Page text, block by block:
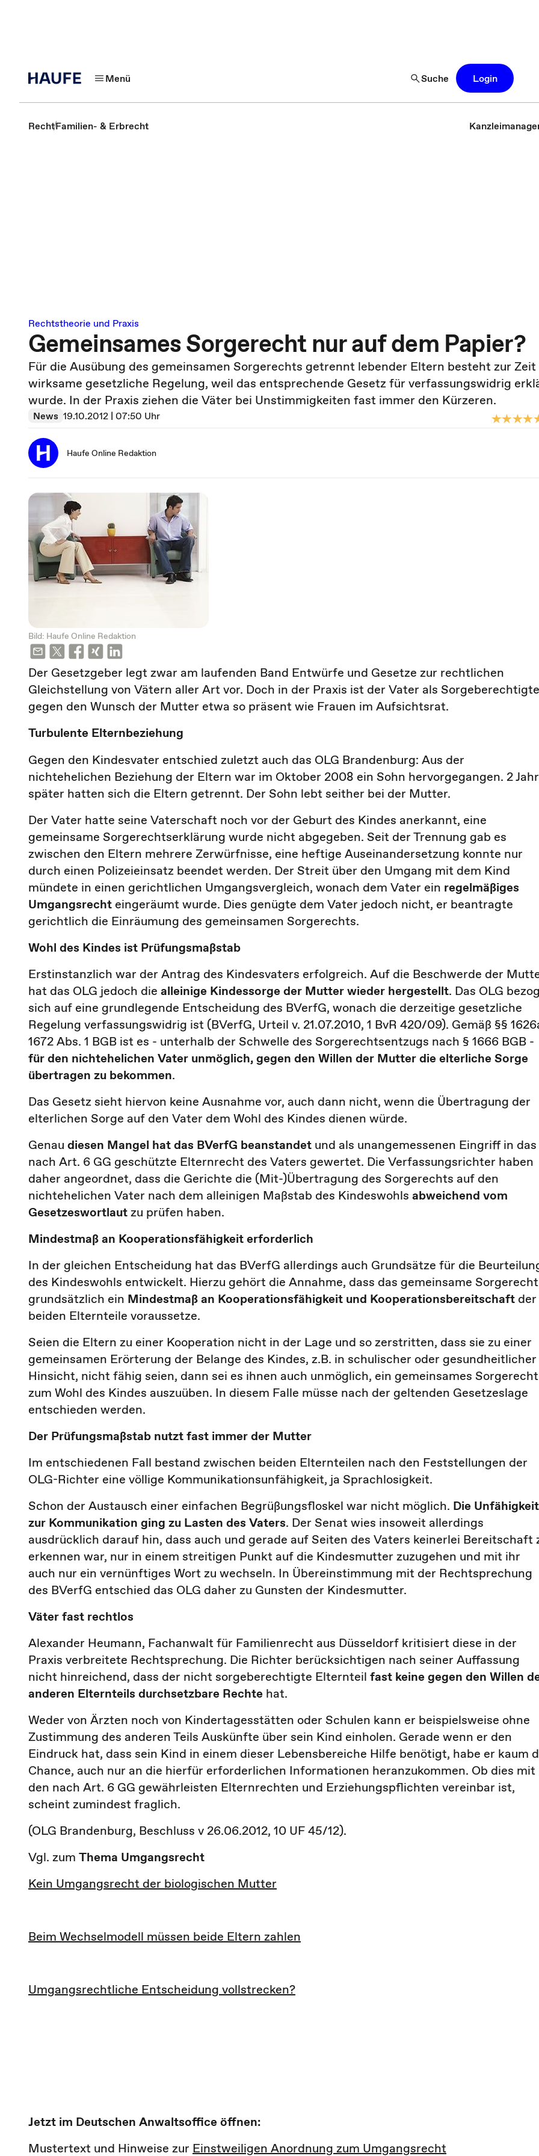
Menü Suche Login
RechtFamilien- & Erbrecht
Rechtstheorie und Praxis
Gemeinsames Sorgerecht nur auf dem Papier?
Für die Ausübung des gemeinsamen Sorgerechts getrennt lebender Eltern besteht zur Zeit
wirksame gesetzliche Regelung, weil das entsprechende Gesetz für verfassungswidrig
wurde. In der Praxis ziehen die Väter bei Unstimmigkeiten fast immer den Kürzeren.
News 19.10.2012 | 07:50 Uhr
Haufe Online Redaktion
Bild: Haufe Online Redaktion
Der Gesetzgeber legt zwar am laufenden Band Entwürfe und Gesetze zur rechtlichen
Gleichstellung von Vätern aller Art vor. Doch in der Praxis ist der Vater als
gegen den Wunsch der Mutter etwa so präsent wie Frauen im Aufsichtsrat.
Turbulente Elternbeziehung
Gegen den Kindesvater entschied zuletzt auch das OLG Brandenburg: Aus der
nichtehelichen Beziehung der Eltern war im Oktober 2008 ein Sohn hervorgegangen. 2
später hatten sich die Eltern getrennt. Der Sohn lebt seither bei der Mutter.
Der Vater hatte seine Vaterschaft noch vor der Geburt des Kindes anerkannt, eine
gemeinsame Sorgerechtserklärung wurde nicht abgegeben. Seit der Trennung gab es
zwischen den Eltern mehrere Zerwürfnisse, eine heftige Auseinandersetzung konnte nur
durch einen Polizeieinsatz beendet werden. Der Streit über den Umgang mit dem Kind
mündete in einen gerichtlichen Umgangsvergleich, wonach dem Vater ein regelmäßiges
Umgangsrecht eingeräumt wurde. Dies genügte dem Vater jedoch nicht, er beantragte
gerichtlich die Einräumung des gemeinsamen Sorgerechts.
Wohl des Kindes ist Prüfungsmaßstab
Erstinstanzlich war der Antrag des Kindesvaters erfolgreich. Auf die Beschwerde der
hat das OLG jedoch die alleinige Kindessorge der Mutter wieder hergestellt. Das OLG
sich auf eine grundlegende Entscheidung des BVerfG, wonach die derzeitige gesetzliche
Regelung verfassungswidrig ist (BVerfG, Urteil v. 21.07.2010, 1 BvR 420/09). Gemäß §§
1672 Abs. 1 BGB ist es - unterhalb der Schwelle des Sorgerechtsentzugs nach § 1666 BGB -
für den nichtehelichen Vater unmöglich, gegen den Willen der Mutter die elterliche Sorge
übertragen zu bekommen.
Das Gesetz sieht hiervon keine Ausnahme vor, auch dann nicht, wenn die Übertragung der
elterlichen Sorge auf den Vater dem Wohl des Kindes dienen würde.
Genau diesen Mangel hat das BVerfG beanstandet und als unangemessenen Eingriff in das
nach Art. 6 GG geschützte Elternrecht des Vaters gewertet. Die Verfassungsrichter haben
daher angeordnet, dass die Gerichte die (Mit-)Übertragung des Sorgerechts auf den
nichtehelichen Vater nach dem alleinigen Maßstab des Kindeswohls abweichend vom
Gesetzeswortlautzu prüfen haben.
Mindestmaß an Kooperationsfähigkeit erforderlich
In der gleichen Entscheidung hat das BVerfG allerdings auch Grundsätze für die
des Kindeswohls entwickelt. Hierzu gehört die Annahme, dass das gemeinsame Sorgerecht
grundsätzlich ein Mindestmaß an Kooperationsfähigkeit und Kooperationsbereitschaft der
beiden Elternteile voraussetze.
Seien die Eltern zu einer Kooperation nicht in der Lage und so zerstritten, dass sie zu einer
gemeinsamen Erörterung der Belange des Kindes, z.B. in schulischer oder gesundheitlicher
Hinsicht, nicht fähig seien, dann sei es ihnen auch unmöglich, ein gemeinsames Sorgerecht
zum Wohl des Kindes auszuüben. In diesem Falle müsse nach der geltenden Gesetzeslage
entschieden werden.
Der Prüfungsmaßstab nutzt fast immer der Mutter
Im entschiedenen Fall bestand zwischen beiden Elternteilen nach den Feststellungen der
OLG-Richter eine völlige Kommunikationsunfähigkeit, ja Sprachlosigkeit.
Schon der Austausch einer einfachen Begrüßungsfloskel war nicht möglich. Die Unfähigkeit
zur Kommunikation ging zu Lasten des Vaters. Der Senat wies insoweit allerdings
ausdrücklich darauf hin, dass auch und gerade auf Seiten des Vaters keinerlei Bereitschaft
erkennen war, nur in einem streitigen Punkt auf die Kindesmutter zuzugehen und mit ihr
auch nur ein vernünftiges Wort zu wechseln. In Übereinstimmung mit der Rechtsprechung
des BVerfG entschied das OLG daher zu Gunsten der Kindesmutter.
Väter fast rechtlos
Alexander Heumann, Fachanwalt für Familienrecht aus Düsseldorf kritisiert diese in der
Praxis verbreitete Rechtsprechung. Die Richter berücksichtigen nach seiner Auffassung
nicht hinreichend, dass der nicht sorgeberechtigte Elternteil fast keine gegen den Willen
anderen Elternteils durchsetzbare Rechte hat.
Weder von Ärzten noch von Kindertagesstätten oder Schulen kann er beispielsweise ohne
Zustimmung des anderen Teils Auskünfte über sein Kind einholen. Gerade wenn er den
Eindruck hat, dass sein Kind in einem dieser Lebensbereiche Hilfe benötigt, habe er kaum
Chance, auch nur an die hierfür erforderlichen Informationen heranzukommen. Ob dies mit
den nach Art. 6 GG gewährleisten Elternrechten und Erziehungspflichten vereinbar ist,
scheint zumindest fraglich.
(OLG Brandenburg, Beschluss v 26.06.2012, 10 UF 45/12).
Vgl. zum Thema Umgangsrecht
Kein Umgangsrecht der biologischen Mutter
Beim Wechselmodell müssen beide Eltern zahlen
Umgangsrechtliche Entscheidung vollstrecken?
Jetzt im Deutschen Anwaltsoffice öffnen:
Mustertext und Hinweise zur Einstweiligen Anordnung zum Umgangsrecht